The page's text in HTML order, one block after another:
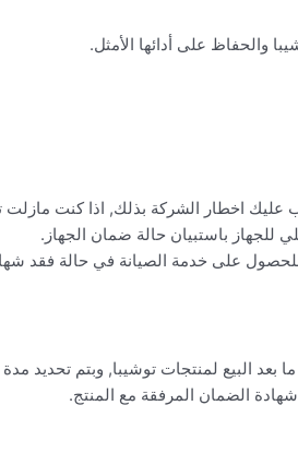
والحفاظ على أدائها الأمثل.
اخطار الشركة بذلك, اذا كنت مازلت
باستبيان حالة ضمان الجهاز.
البيع لمنتجات توشيبا, وبتم تحديد
الضمان المرفقة مع المنتج.